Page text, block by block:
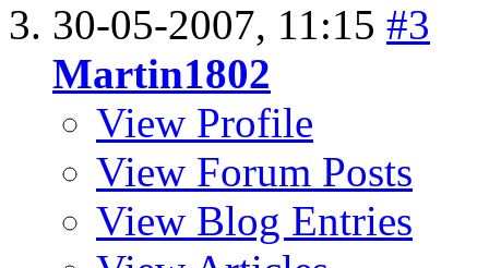
30-05-2007, 11:15 #3
Martin1802
View Profile
View Forum Posts
View Blog Entries